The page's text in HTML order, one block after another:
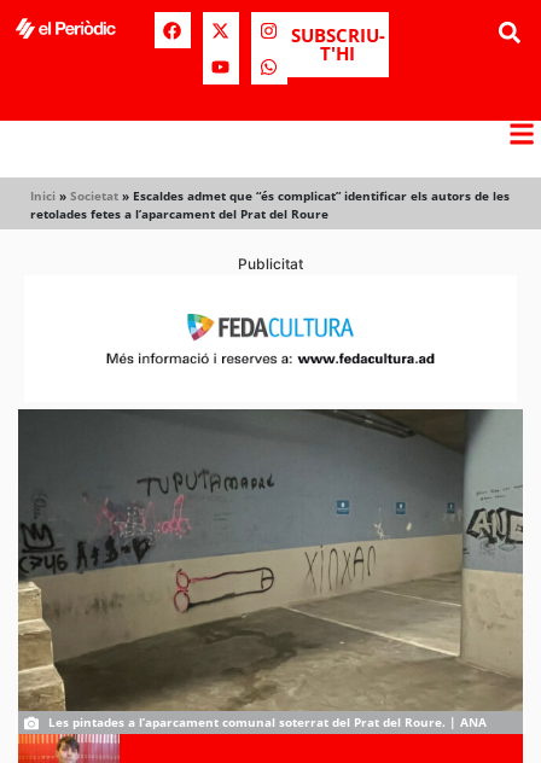
SUBSCRIU-
T'HI
Inici » Societat » Escaldes admet que “és complicat” identificar els autors de les
retolades fetes a l’aparcament del Prat del Roure
Publicitat
Les pintades a l’aparcament comunal soterrat del Prat del Roure. | ANA